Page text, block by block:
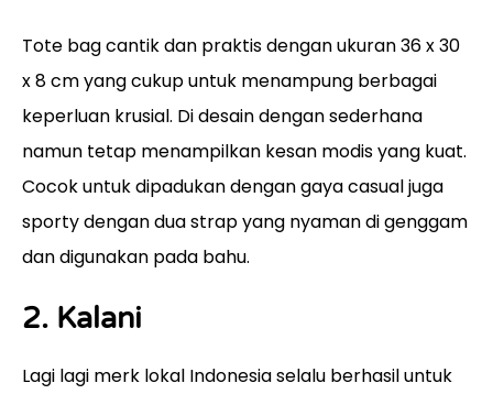
Tote bag cantik dan praktis dengan ukuran 36 x 30
x 8 cm yang cukup untuk menampung berbagai
keperluan krusial. Di desain dengan sederhana
namun tetap menampilkan kesan modis yang kuat.
Cocok untuk dipadukan dengan gaya casual juga
sporty dengan dua strap yang nyaman di genggam
dan digunakan pada bahu.
2. Kalani
Lagi lagi merk lokal Indonesia selalu berhasil untuk